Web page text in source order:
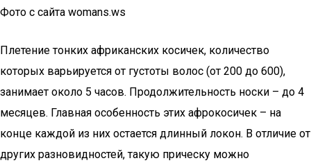
Фото с сайта womans.ws
Плетение тонких африканских косичек, количество
которых варьируется от густоты волос (от 200 до 600),
занимает около 5 часов. Продолжительность носки – до 4
месяцев. Главная особенность этих афрокосичек – на
конце каждой из них остается длинный локон. В отличие от
других разновидностей, такую прическу можно